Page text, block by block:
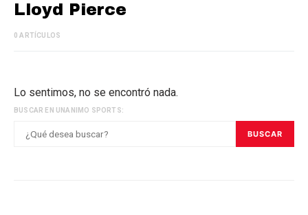
Lloyd Pierce
0 ARTÍCULOS
Lo sentimos, no se encontró nada.
BUSCAR EN UNANIMO SPORTS:
BUSCAR